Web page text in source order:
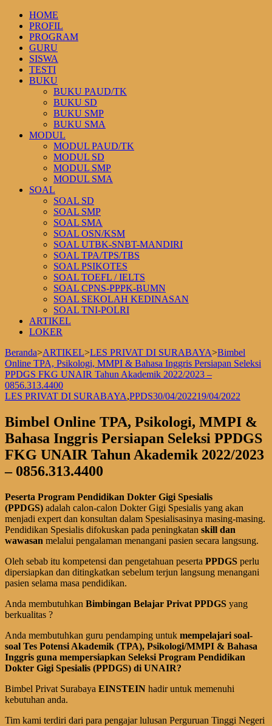
HOME
PROFIL
PROGRAM
GURU
SISWA
TESTI
BUKU
BUKU PAUD/TK
BUKU SD
BUKU SMP
BUKU SMA
MODUL
MODUL PAUD/TK
MODUL SD
MODUL SMP
MODUL SMA
SOAL
SOAL SD
SOAL SMP
SOAL SMA
SOAL OSN/KSM
SOAL UTBK-SNBT-MANDIRI
SOAL TPA/TPS/TBS
SOAL PSIKOTES
SOAL TOEFL / IELTS
SOAL CPNS-PPPK-BUMN
SOAL SEKOLAH KEDINASAN
SOAL TNI-POLRI
ARTIKEL
LOKER
Beranda>ARTIKEL>LES PRIVAT DI SURABAYA>Bimbel
Online TPA, Psikologi, MMPI & Bahasa Inggris Persiapan Seleksi
PPDGS FKG UNAIR Tahun Akademik 2022/2023 –
0856.313.4400
LES PRIVAT DI SURABAYA,PPDS30/04/202219/04/2022
Bimbel Online TPA, Psikologi, MMPI &
Bahasa Inggris Persiapan Seleksi PPDGS
FKG UNAIR Tahun Akademik 2022/2023
– 0856.313.4400
Peserta Program Pendidikan Dokter Gigi Spesialis
(PPDGS) adalah calon-calon Dokter Gigi Spesialis yang akan
menjadi expert dan konsultan dalam Spesialisasinya masing-masing.
Pendidikan Spesialis difokuskan pada peningkatan skill dan
wawasan melalui pengalaman menangani pasien secara langsung.
Oleh sebab itu kompetensi dan pengetahuan peserta PPDGS perlu
dipersiapkan dan ditingkatkan sebelum terjun langsung menangani
pasien selama masa pendidikan.
Anda membutuhkan Bimbingan Belajar Privat PPDGS yang
berkualitas ?
Anda membutuhkan guru pendamping untuk mempelajari soal-
soal Tes Potensi Akademik (TPA), Psikologi/MMPI & Bahasa
Inggris guna mempersiapkan Seleksi Program Pendidikan
Dokter Gigi Spesialis (P­­PDGS) di UNAIR?
Bimbel Privat Surabaya EINSTEIN hadir untuk memenuhi
kebutuhan anda.
Tim kami terdiri dari para pengajar lulusan Perguruan Tinggi Negeri